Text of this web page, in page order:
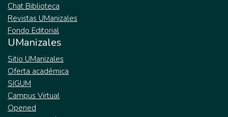
Chat Biblioteca
Revistas UManizales
Fondo Editorial
UManizales
Sitio UManizales
Oferta académica
SIGUM
Campus Virtual
Opened